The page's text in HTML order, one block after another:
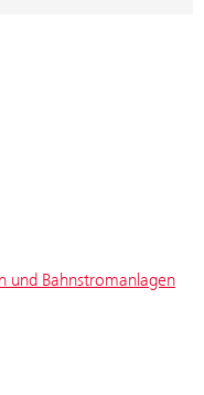
und Bahnstromanlagen